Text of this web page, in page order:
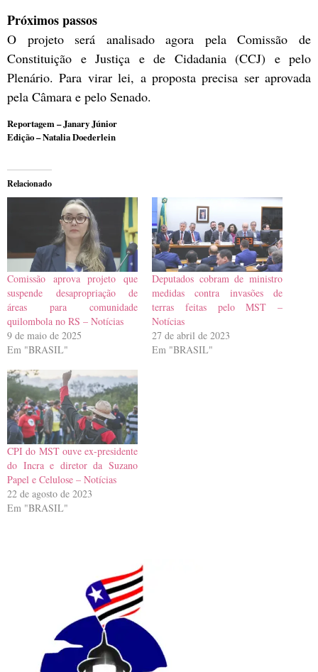
Próximos passos
O projeto será analisado agora pela Comissão de
Constituição e Justiça e de Cidadania (CCJ) e pelo
Plenário. Para virar lei, a proposta precisa ser aprovada
pela Câmara e pelo Senado.
Reportagem – Janary Júnior
Edição – Natalia Doederlein
Relacionado
Comissão aprova projeto que
suspende desapropriação de
áreas para comunidade
quilombola no RS – Notícias
9 de maio de 2025
Em "BRASIL"
Deputados cobram de ministro
medidas contra invasões de
terras feitas pelo MST –
Notícias
27 de abril de 2023
Em "BRASIL"
CPI do MST ouve ex-presidente
do Incra e diretor da Suzano
Papel e Celulose – Notícias
22 de agosto de 2023
Em "BRASIL"